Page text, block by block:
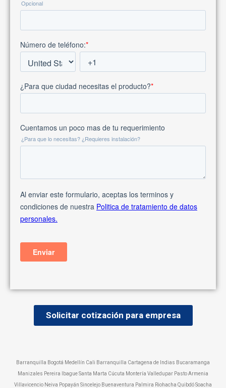
Solicitar cotización para empresa
Barranquilla Bogotá Medellín Cali Barranquilla Cartagena de Indias Bucaramanga
Manizales Pereira Ibague Santa Marta Cúcuta Montería Valledupar Pasto Armenia
Villavicencio Neiva Popayán Sincelejo Buenaventura Palmira Riohacha Quibdó Soacha